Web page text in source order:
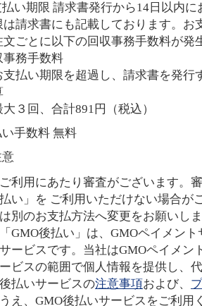
い期限 請求書発行から14日以内
は請求書にも記載しております。お
文ごとに以下の回収事務手数料が発
事務手数料
支払い期限を超過し、請求書を発
大３回、合計891円（税込）
手数料 無料
ご利用にあたり審査がございます。
払い」を ご利用いただけない場合が
は別のお支払方法へ変更をお願いし
「GMO後払い」は、GMOペイメン
サービスです。当社はGMOペイメン
ービスの範囲で個人情報を提供し、
後払いサービスの注意事項および、
うえ、GMO後払いサービスをご利用